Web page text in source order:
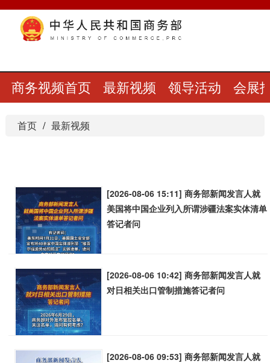
商务视频首页 最新视频 领导活动 会展
首页 最新视频
[2026-08-06 15:11] 商务部新闻发言人就
美国将中国企业列入所谓涉疆法案实体清单
答记者问
[2026-08-06 10:42] 商务部新闻发言人就
对日相关出口管制措施答记者问
[2026-08-06 09:53] 商务部新闻发言人就